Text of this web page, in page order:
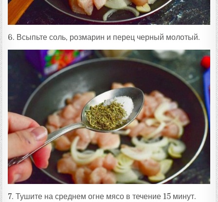
6. Всыпьте соль, розмарин и перец черный молотый.
7. Тушите на среднем огне мясо в течение 15 минут.